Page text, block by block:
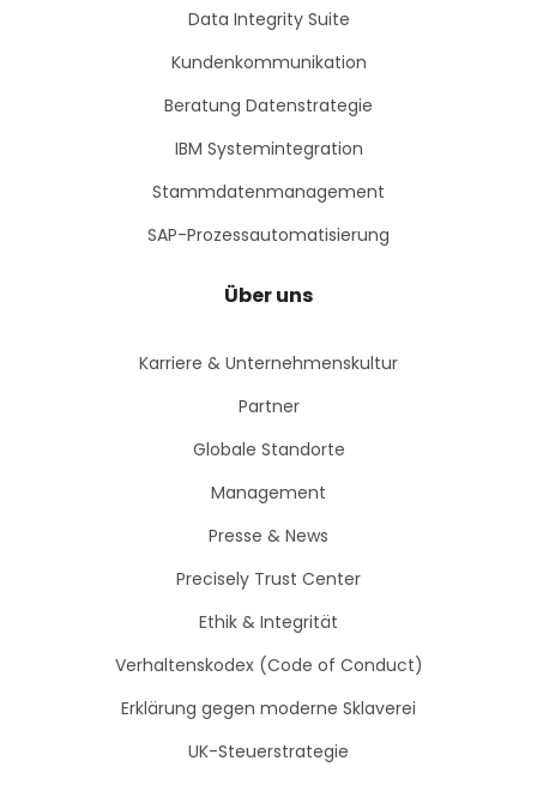
Data Integrity Suite
Kundenkommunikation
Beratung Datenstrategie
IBM Systemintegration
Stammdatenmanagement
SAP-Prozessautomatisierung
Über uns
Karriere & Unternehmenskultur
Partner
Globale Standorte
Management
Presse & News
Precisely Trust Center
Ethik & Integrität
Verhaltenskodex (Code of Conduct)
Erklärung gegen moderne Sklaverei
UK-Steuerstrategie